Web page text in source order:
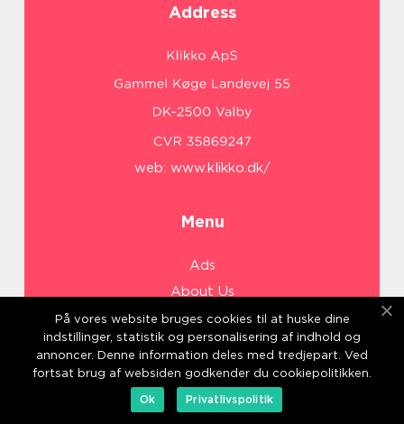
Address
web: www.klikko.dk/
Menu
Ads
About Us
Cookies
Contact
Sitemap
På vores website bruges cookies til at huske dine
indstillinger, statistik og personalisering af indhold og
annoncer. Denne information deles med tredjepart. Ved
fortsat brug af websiden godkender du cookiepolitikken.
Ok
Privatlivspolitik